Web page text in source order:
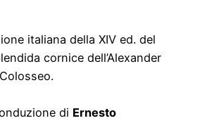
italiana della XIV ed. del
cornice dell’Alexander
di Ernesto